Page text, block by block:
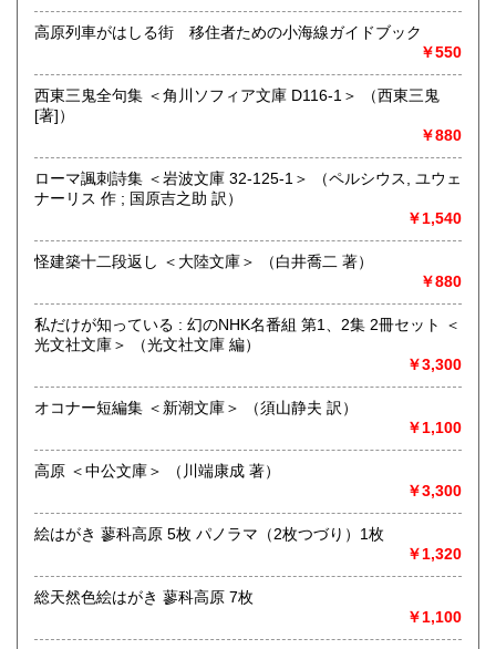
追分コロニーは「豊かな暮らし」をテーマにした「村の古本
屋」です。人が精神的に豊かな生活を送るための 様々な遊び
的「衣・食・住、アート、音楽、旅、 趣味、健康、文芸、経
済、社会、哲学、政治」 等の幅広いテーマを扱います。
「日本の古本屋」で販売している古本は、隣りの「文化磁場
油や」で一部展示販売も春～秋にしています、堀辰雄、立原
道造、加藤周一などのゆかりの土地柄です。信州にお越しの
沿線名：しなの鉄道
営業時間：12:00〜17:00
定休日：火・水曜日(夏季:毎日営業、冬季:天気次第)
◇近隣であれば書籍の買取をしています。少数であれば店へ
の持ち込み、あるいは量が多い場合はまずは電話などで相談
買取が出来る本とそうでない本があります、メール・電話等
取り扱い分野
哲学宗教、歴史、社会科学、美術工芸、外国文学、趣味、サ
ブカルチャー、古書一般（その他）
高原列車がはしる街 移住者ための小海線ガイドブック
￥550
西東三鬼全句集 ＜角川ソフィア文庫 D116-1＞ （西東三鬼
[著]）
￥880
ローマ諷刺詩集 ＜岩波文庫 32-125-1＞ （ペルシウス, ユウェ
ナーリス 作 ; 国原吉之助 訳）
￥1,540
怪建築十二段返し ＜大陸文庫＞ （白井喬二 著）
￥880
私だけが知っている : 幻のNHK名番組 第1、2集 2冊セット ＜
光文社文庫＞ （光文社文庫 編）
￥3,300
オコナー短編集 ＜新潮文庫＞ （須山静夫 訳）
￥1,100
高原 ＜中公文庫＞ （川端康成 著）
￥3,300
絵はがき 蓼科高原 5枚 パノラマ（2枚つづり）1枚
￥1,320
総天然色絵はがき 蓼科高原 7枚
￥1,100